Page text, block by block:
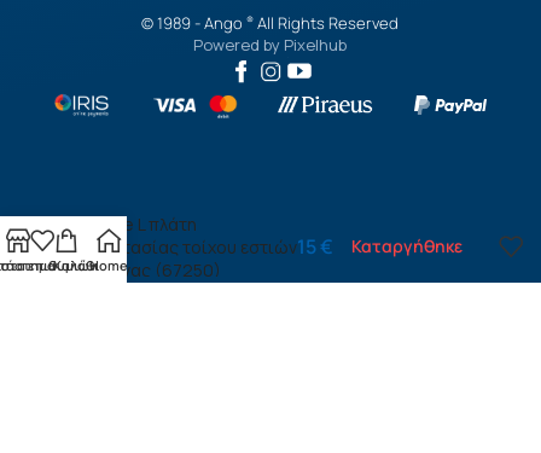
© 1989 -Ango® All Rights Reserved
Powered by Pixelhub
επιθυμιών
ΚαλάθιHome
Coffee L πλάτη
προστασίας τοίχου εστιών
κουζίνας (67250)
15€ Καταργήθηκε